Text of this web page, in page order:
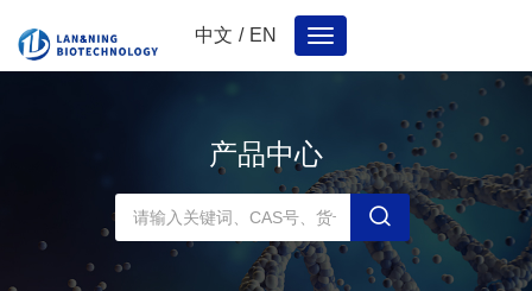
中文 / EN
Toggle
navigation
产品中心